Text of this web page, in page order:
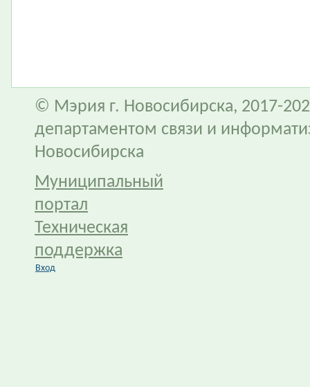
© Мэрия г. Новосибирска, 2017-
департаментом связи и
Новосибирска
Муниципальный
портал
Техническая
поддержка
Вход